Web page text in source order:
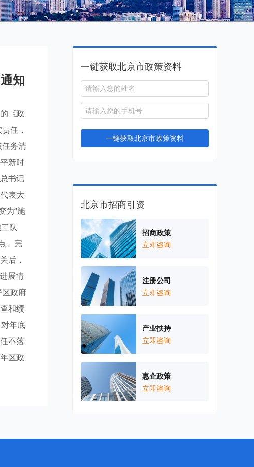
知
《政
任，
务清
新时
书记
表大
为“施
队
、完
后，
展情
政府
和绩
年底
不落
区政
一键获取北京市政策资料
一键获取北京市政策资料
北京市招商引资
招商政策
立即咨询
注册公司
立即咨询
产业扶持
立即咨询
惠企政策
立即咨询